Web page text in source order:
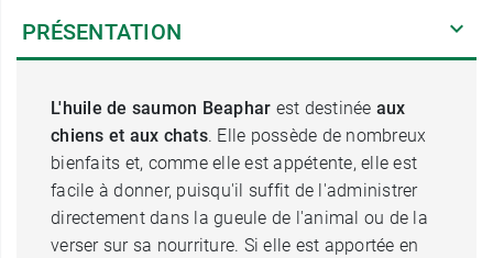
PRÉSENTATION
L'huile de saumon Beaphar est destinée aux
chiens et aux chats. Elle possède de nombreux
bienfaits et, comme elle est appétente, elle est
facile à donner, puisqu'il suffit de l'administrer
directement dans la gueule de l'animal ou de la
verser sur sa nourriture. Si elle est apportée en